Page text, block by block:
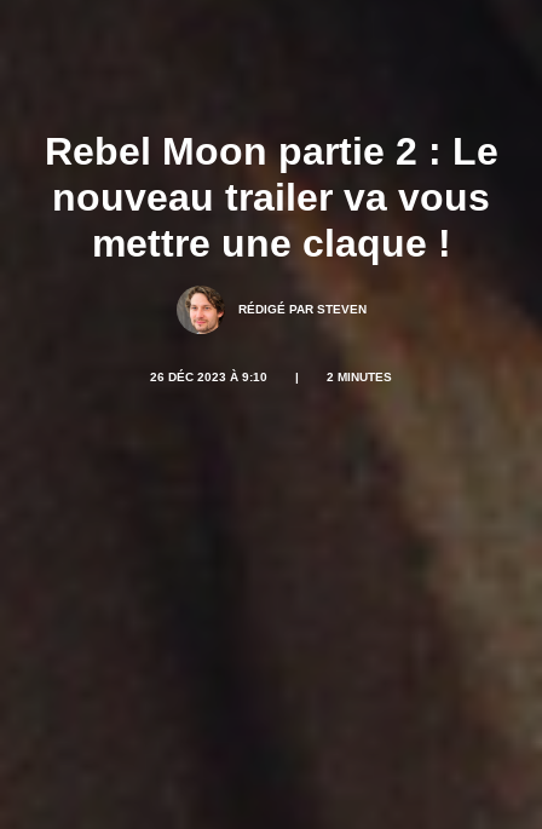
Rebel Moon partie 2 : Le
nouveau trailer va vous
mettre une claque !
RÉDIGÉ PAR STEVEN
26 DÉC 2023 À 9:10 | 2 MINUTES